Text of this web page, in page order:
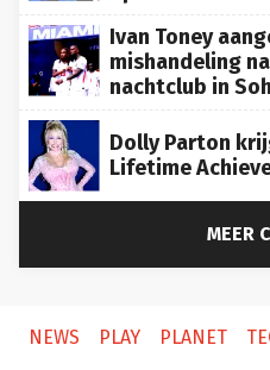
Ivan Toney
mishandeling
nachtclub in
Dolly Parton
Lifetime
MEER
NEWS PLAY PLANET